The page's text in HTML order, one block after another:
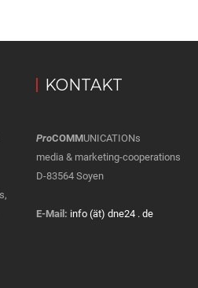
KONTAKT
ProCOMMUNICATIONs
media & marketing-cooperations
D-83564 Soyen
E-Mail: info (ät) dne24 . de